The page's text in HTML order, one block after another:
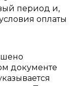
период и,
оплаты
документе